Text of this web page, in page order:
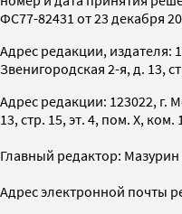
ФС77-82431 от 23 декабря
Адрес редакции, издателя:
Звенигородская 2-я, д. 13,
Адрес редакции: 123022, г.
13, стр. 15, эт. 4, пом. X, ком. 1
Главный редактор:
Адрес электронной почты